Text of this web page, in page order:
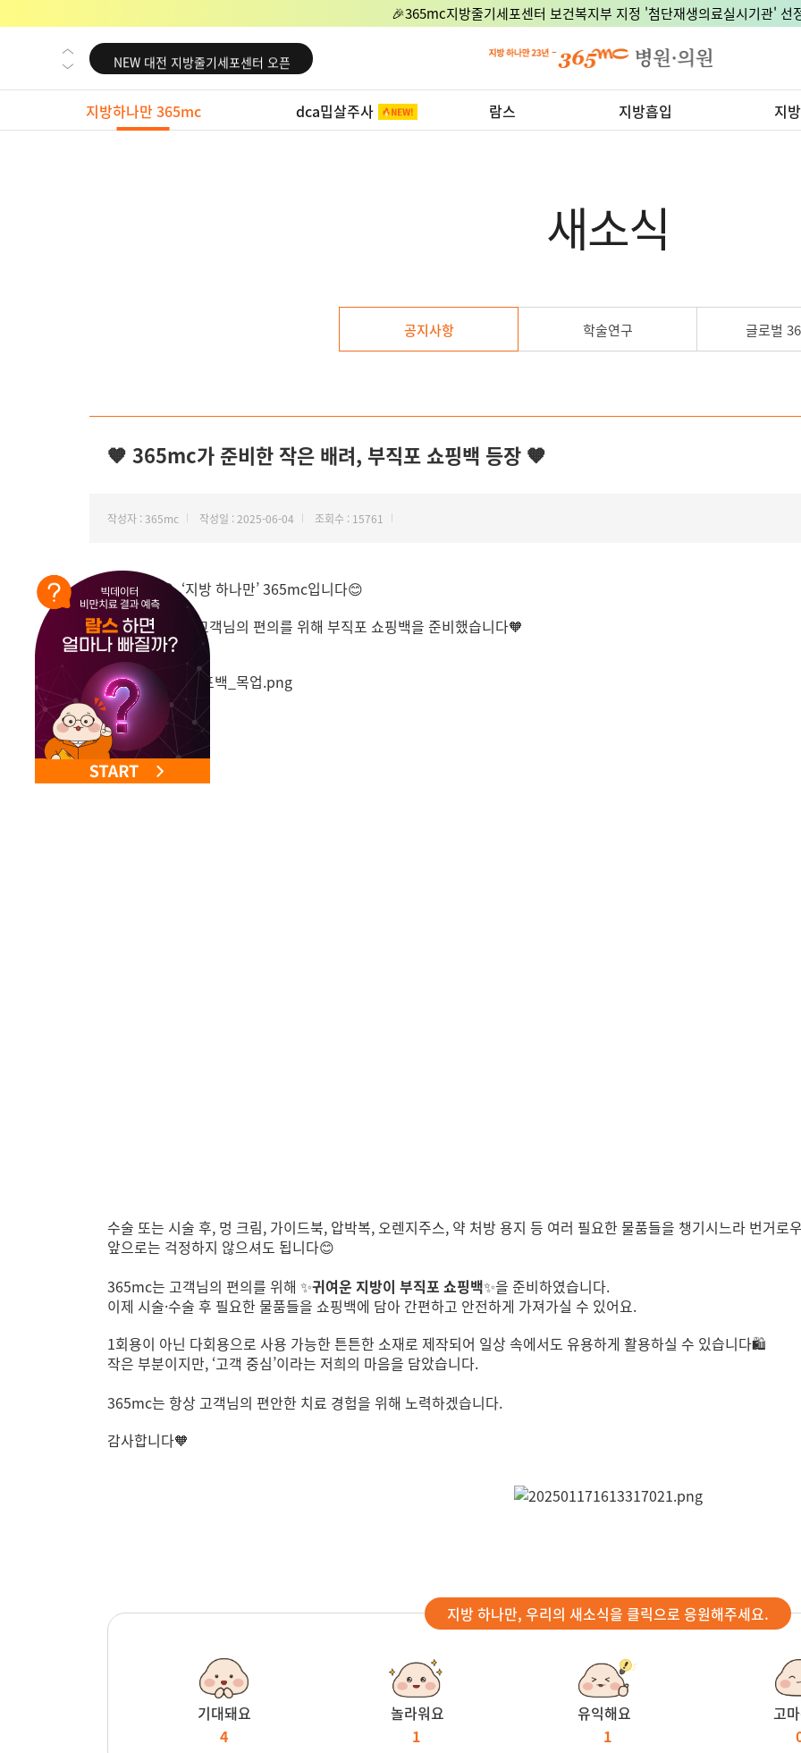
🎉365mc지방줄기세포센터 보건복지부 지정 '첨단재생의료실시기관' 선
NEW 교대 지방줄기세포센터 오픈
NEW 대전 지방줄기세포센터 오픈
NEW 노원 지방줄기세포센터 오픈
NEW 미국 LA점 오픈
지방하나만 365mc dca밉살주사 람스 지방흡입 지
새소식
공지사항 학술연구 글로벌
🧡 365mc가 준비한 작은 배려, 부직포 쇼핑백 등장 🧡
작성자 : 365mc 작성일 : 2025-06-04 조회수 : 15761
안녕하세요. ‘지방 하나만’ 365mc입니다😊
365mc에서는 고객님의 편의를 위해 부직포 쇼핑백을 준비했습니다🧡
수술 또는 시술 후, 멍 크림, 가이드북, 압박복, 오렌지주스, 약 처방 용지 등 여러 필요한 물품들을 챙기시느라 번거로
앞으로는 걱정하지 않으셔도 됩니다😊
365mc는 고객님의 편의를 위해 ✨귀여운 지방이 부직포 쇼핑백✨을 준비하였습니다.
이제 시술·수술 후 필요한 물품들을 쇼핑백에 담아 간편하고 안전하게 가져가실 수 있어요.
1회용이 아닌 다회용으로 사용 가능한 튼튼한 소재로 제작되어 일상 속에서도 유용하게 활용하실 수 있습니다🛍️
작은 부분이지만, ‘고객 중심’이라는 저희의 마음을 담았습니다.
365mc는 항상 고객님의 편안한 치료 경험을 위해 노력하겠습니다.
감사합니다🧡
지방 하나만, 우리의 새소식을 클릭으로 응원해주세요.
기대돼요
4
놀라워요
1
유익해요
1
고